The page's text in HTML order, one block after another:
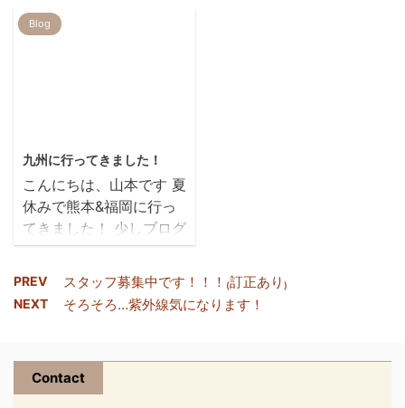
ます 今年もREIRをよろ
しくお願いします &nb ...
Blog
九州に行ってきました！
こんにちは、山本です 夏
休みで熊本&福岡に行っ
てきました！ 少しブログ
にあげるのが遅くなりま
したが… 飛行機から噴
煙の出ている阿蘇山を見
下ろし、 久しぶりな友達
のくまモンに会い、 美味
しいうなぎや、 もつ鍋
PREV スタッフ募集中です！！！₍訂正あり₎
NEXT そろそろ…紫外線気になります！
Contact